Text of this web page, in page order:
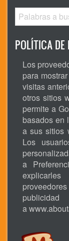
Busqueshon
POLÍTICA DE
Los
para
visitas
otros sitios
permite a
basados en
a sus sitios
Los
a
publicidad
a